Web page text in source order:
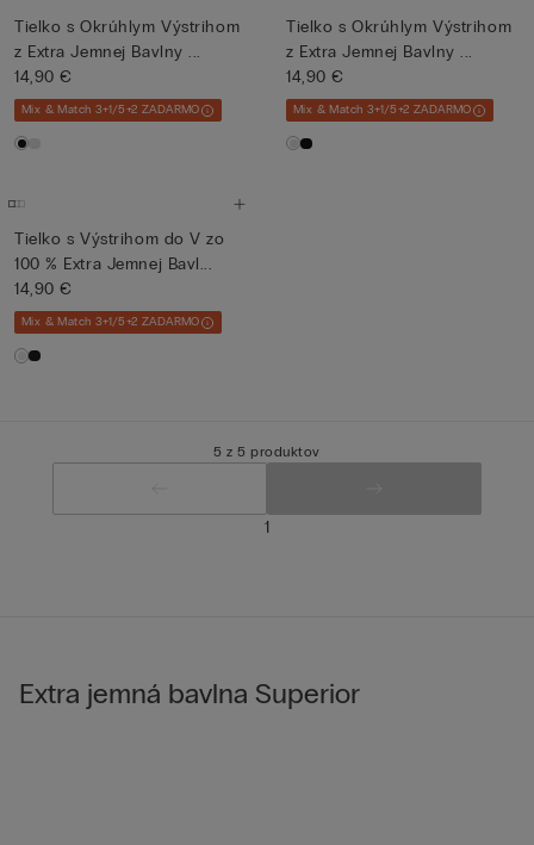
Tielko s Okrúhlym Výstrihom
z Extra Jemnej Bavlny ...
14,90 €
Mix & Match 3+1/5+2 ZADARMO
Tielko s Okrúhlym Výstrihom
z Extra Jemnej Bavlny ...
14,90 €
Mix & Match 3+1/5+2 ZADARMO
Tielko s Výstrihom do V zo
100 % Extra Jemnej Bavl...
14,90 €
Mix & Match 3+1/5+2 ZADARMO
5 z 5 produktov
1
Extra jemná bavlna Superior